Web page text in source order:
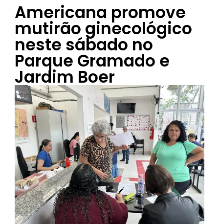
Americana promove
mutirão ginecológico
neste sábado no
Parque Gramado e
Jardim Boer